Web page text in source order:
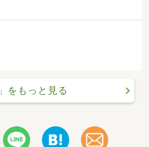
」をもっと見る